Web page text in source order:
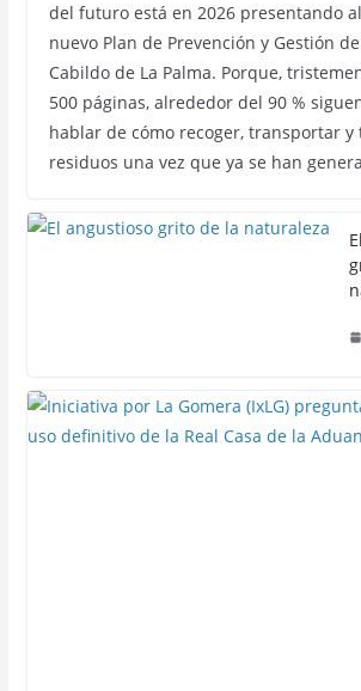
del futuro está en 2026 presentando
nuevo Plan de Prevención y Gestión
Cabildo de La Palma. Porque,
500 páginas, alrededor del 90 %
hablar de cómo recoger, transportar y
residuos una vez que ya se han